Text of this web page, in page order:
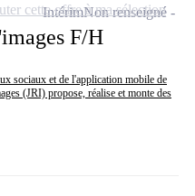
F/H
sociaux et de l'application mobile de
(JRI) propose, réalise et monte des
IntérimNon renseigné
cette offre à ma sélection